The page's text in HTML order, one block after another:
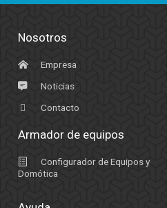
Nosotros
Empresa
Noticias
Contacto
Armador de equipos
Configurador de Equipos y
Domótica